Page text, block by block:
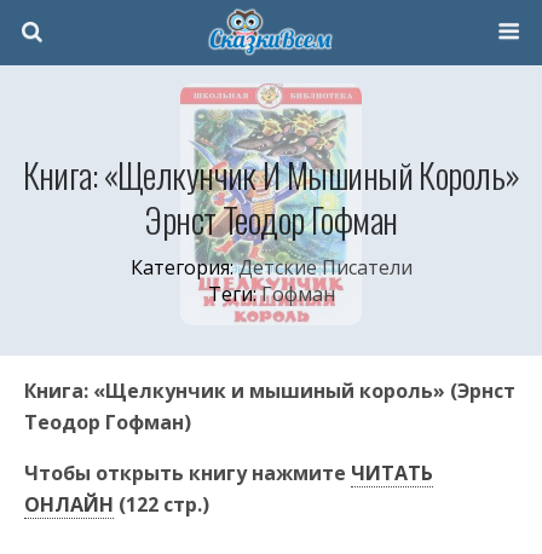
Книга: «Щелкунчик И Мышиный Король»
Эрнст Теодор Гофман
Категория:Детские Писатели
Теги:Гофман
Книга: «Щелкунчик и мышиный король» (Эрнст
Теодор Гофман)
Чтобы открыть книгу нажмите ЧИТАТЬ
ОНЛАЙН (122 стр.)